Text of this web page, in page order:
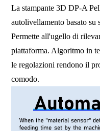
La stampante 3D DP-A
autolivellamento basato su
Permette all'ugello di
piattaforma. Algoritmo in
le regolazioni rendono il
comodo.